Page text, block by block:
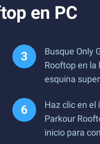
en PC
Busque Only
Rooftop en la
esquina
Haz clic en el
Parkour
inicio para